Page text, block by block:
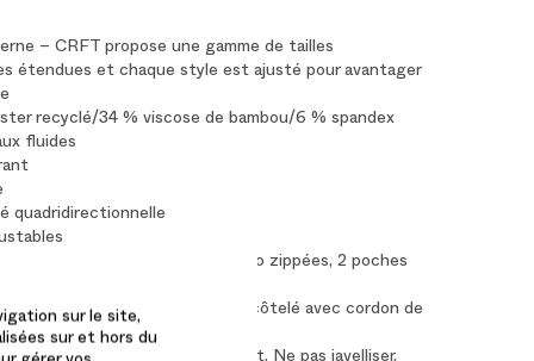
– CRFT propose une gamme de tailles
étendues et chaque style est ajusté pour avantager
recyclé/34 % viscose de bambou/6 % spandex
fluides
quadridirectionnelle
poches fendues, 2 poches cargo zippées, 2 poches
élastiquemi-haute en tricot côtelé avec cordon de
à l'eau froide à cycle délicat. Ne pas javelliser.
sur le site,
sur et hors du